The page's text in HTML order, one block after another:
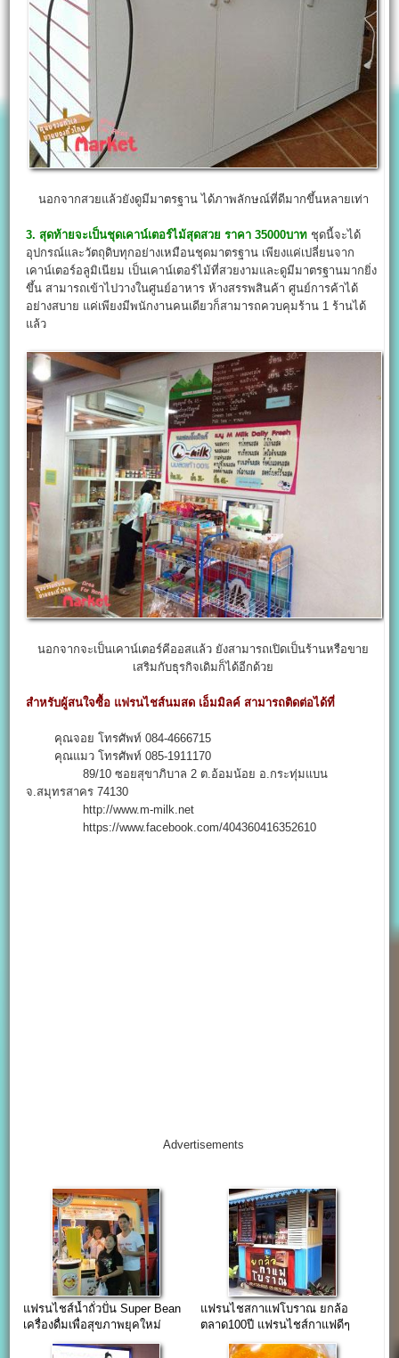
นอกจากสวยแล้วยังดูมีมาตรฐาน ได้ภาพลักษณ์ที่ดีมากขึ้นหลายเท่า
3. สุดท้ายจะเป็นชุดเคาน์เตอร์ไม้สุดสวย ราคา 35000บาท ชุดนี้จะได้
อุปกรณ์และวัตถุดิบทุกอย่างเหมือนชุดมาตรฐาน เพียงแค่เปลี่ยนจาก
เคาน์เตอร์อลูมิเนียม เป็นเคาน์เตอร์ไม้ที่สวยงามและดูมีมาตรฐานมากยิ่ง
ขึ้น สามารถเข้าไปวางในศูนย์อาหาร ห้างสรรพสินค้า ศูนย์การค้าได้
อย่างสบาย แค่เพียงมีพนักงานคนเดียวก็สามารถควบคุมร้าน 1 ร้านได้
แล้ว
นอกจากจะเป็นเคาน์เตอร์คีออสแล้ว ยังสามารถเปิดเป็นร้านหรือขาย
เสริมกับธุรกิจเดิมก็ได้อีกด้วย
สำหรับผู้สนใจซื้อ แฟรนไชส์นมสด เอ็มมิลค์ สามารถติดต่อได้ที่
คุณจอย โทรศัพท์ 084-4666715
คุณแมว โทรศัพท์ 085-1911170
89/10 ซอยสุขาภิบาล 2 ต.อ้อมน้อย อ.กระทุ่มแบน
จ.สมุทรสาคร 74130
http://www.m-milk.net
https://www.facebook.com/404360416352610
Advertisements
แฟรนไชส์น้ำถั่วปั่น Super Bean
เครื่องดื่มเพื่อสุขภาพยุคใหม่
แฟรนไชสกาแฟโบราณ ยกล้อ
ตลาด100ปี แฟรนไชส์กาแฟดีๆ